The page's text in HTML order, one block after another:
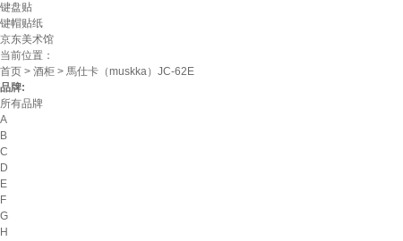
键盘贴
键帽贴纸
京东美术馆
当前位置：
首页 > 酒柜 > 馬仕卡（muskka）JC-62E
品牌:
所有品牌
A
B
C
D
E
F
G
H